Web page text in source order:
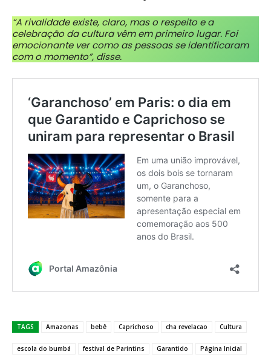
“A rivalidade existe, claro, mas o respeito e a
celebração da cultura vêm em primeiro lugar. Foi
emocionante ver como as pessoas se identificaram
com o momento”, disse.
TAGS Amazonas bebê Caprichoso cha revelacao Cultura
escola do bumbá festival de Parintins Garantido Página Inicial